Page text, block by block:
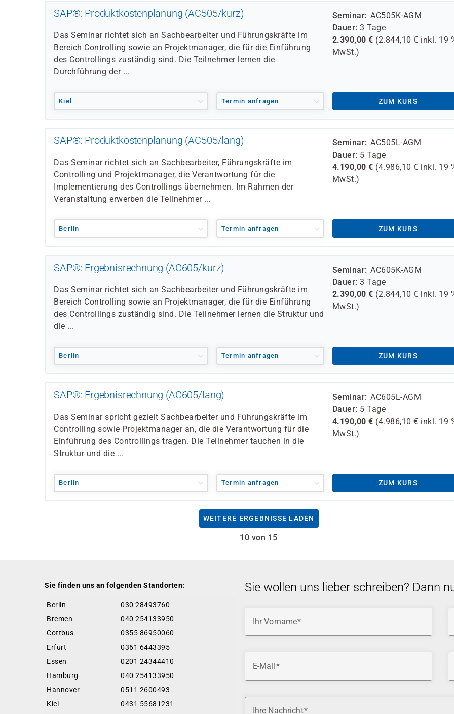
SAP®: Produktkostenplanung (AC505/kurz)
Das Seminar richtet sich an Sachbearbeiter und Führungskräfte im
Bereich Controlling sowie an Projektmanager, die für die Einführung
des Controllings zuständig sind. Die Teilnehmer lernen die
Durchführung der ...
Seminar
AC505K-AGM
Dauer 3 Tage
2.390,00 € (2.844,10 € inkl. 19
MwSt.)
Kiel Termin anfragen ZUM KURS
SAP®: Produktkostenplanung (AC505/lang)
Das Seminar richtet sich an Sachbearbeiter, Führungskräfte im
Controlling und Projektmanager, die Verantwortung für die
Implementierung des Controllings übernehmen. Im Rahmen der
Veranstaltung erwerben die Teilnehmer ...
Seminar
AC505L-AGM
Dauer 5 Tage
4.190,00 € (4.986,10 € inkl. 19
MwSt.)
Berlin Termin anfragen ZUM KURS
SAP®: Ergebnisrechnung (AC605/kurz)
Das Seminar richtet sich an Sachbearbeiter und Führungskräfte im
Bereich Controlling sowie an Projektmanager, die für die Einführung
des Controllings zuständig sind. Die Teilnehmer lernen die Struktur und
die ...
Seminar
AC605K-AGM
Dauer 3 Tage
2.390,00 € (2.844,10 € inkl. 19
MwSt.)
Berlin Termin anfragen ZUM KURS
SAP®: Ergebnisrechnung (AC605/lang)
Das Seminar spricht gezielt Sachbearbeiter und Führungskräfte im
Controlling sowie Projektmanager an, die die Verantwortung für die
Einführung des Controllings tragen. Die Teilnehmer tauchen in die
Struktur und die ...
Seminar
AC605L-AGM
Dauer 5 Tage
4.190,00 € (4.986,10 € inkl. 19
MwSt.)
Berlin Termin anfragen ZUM KURS
WEITERE ERGEBNISSE LADEN
10 von 15
Sie finden uns an folgenden Standorten:
Berlin
030 28493760
Bremen
040 254133950
Cottbus
0355 86950060
Erfurt
0361 6443395
Essen
0201 24344410
Hamburg
040 254133950
Hannover
0511 2600493
Kiel
0431 55681231
Sie wollen uns lieber schreiben? Dann
Ihr Vorname
E-Mail
Ihre Nachricht